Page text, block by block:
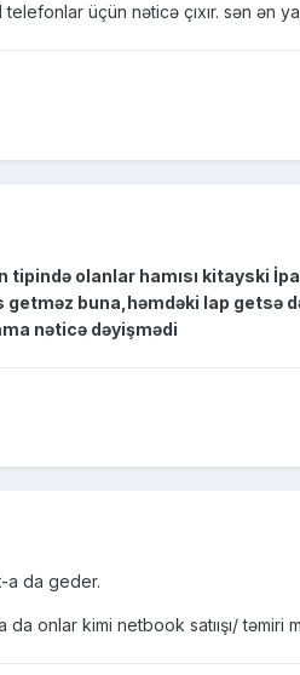
üçün nəticə çıxır. sən ən
tipində olanlar hamısı kitayski
getməz buna,həmdəki lap
nəticə dəyişmədi
a da geder.
da onlar kimi netbook satıışı/